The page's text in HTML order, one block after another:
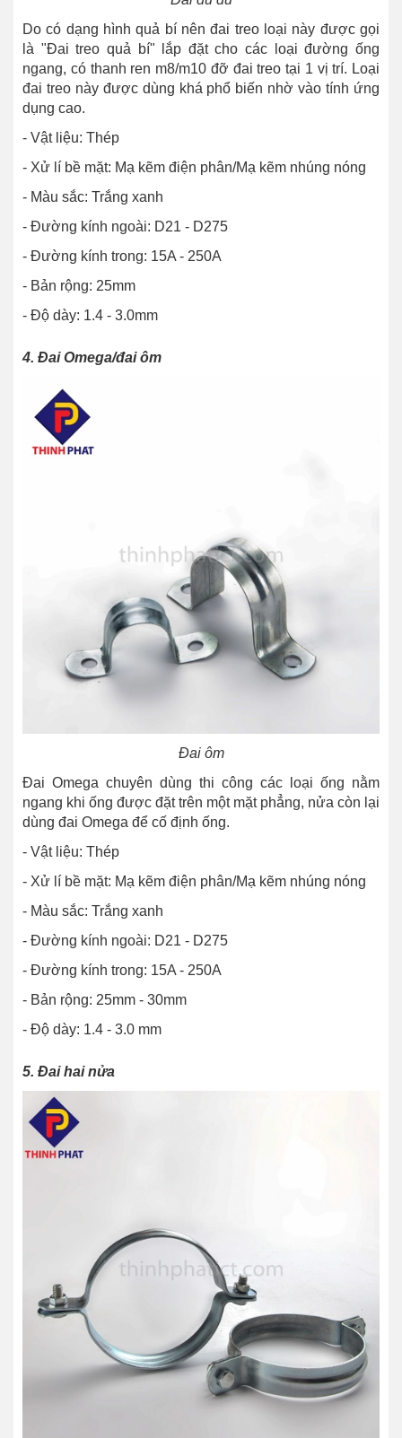
Do có dạng hình quả bí nên đai treo loại này được gọi
là "Đai treo quả bí" lắp đặt cho các loại đường ống
ngang, có thanh ren m8/m10 đỡ đai treo tại 1 vị trí. Loại
đai treo này được dùng khá phổ biến nhờ vào tính ứng
dụng cao.
- Vật liệu: Thép
- Xử lí bề mặt: Mạ kẽm điện phân/Mạ kẽm nhúng nóng
- Màu sắc: Trắng xanh
- Đường kính ngoài: D21 - D275
- Đường kính trong: 15A - 250A
- Bản rộng: 25mm
- Độ dày: 1.4 - 3.0mm
4. Đai Omega/đai ôm
Đai ôm
Đai Omega chuyên dùng thi công các loại ống nằm
ngang khi ống được đặt trên một mặt phẳng, nửa còn lại
dùng đai Omega để cố định ống.
- Vật liệu: Thép
- Xử lí bề mặt: Mạ kẽm điện phân/Mạ kẽm nhúng nóng
- Màu sắc: Trắng xanh
- Đường kính ngoài: D21 - D275
- Đường kính trong: 15A - 250A
- Bản rộng: 25mm - 30mm
- Độ dày: 1.4 - 3.0 mm
5. Đai hai nửa